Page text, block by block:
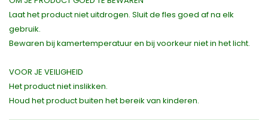
Laat het product niet uitdrogen. Sluit de fles goed af na elk
gebruik.
Bewaren bij kamertemperatuur en bij voorkeur niet in het licht.
VOOR JE VEILIGHEID
Het product niet inslikken.
Houd het product buiten het bereik van kinderen.